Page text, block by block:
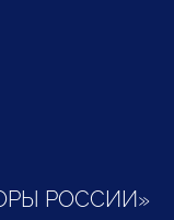
РОССИИ»